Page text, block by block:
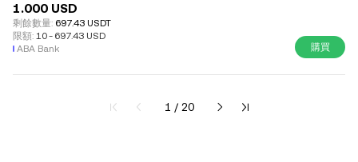
1.000 USD
剩餘數量: 697.43 USDT
限額: 10- 697.43 USD
ABA Bank
購買
第 1 頁，共 20 頁
1 / 20